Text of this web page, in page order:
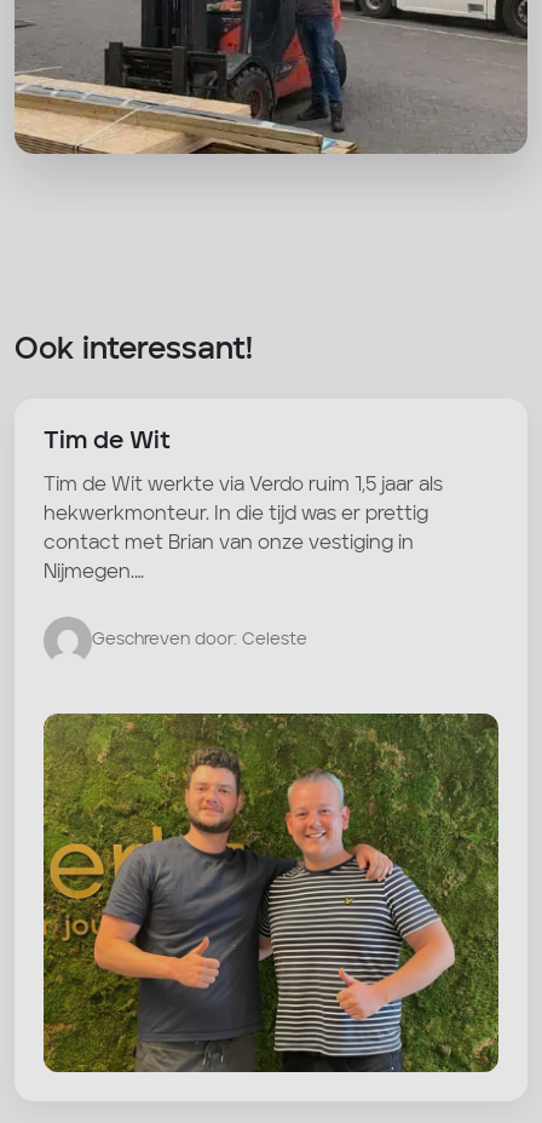
Ook interessant!
Tim de Wit
Tim de Wit werkte via Verdo ruim 1,5 jaar als
hekwerkmonteur. In die tijd was er prettig
contact met Brian van onze vestiging in
Nijmegen.…
Geschreven door: Celeste